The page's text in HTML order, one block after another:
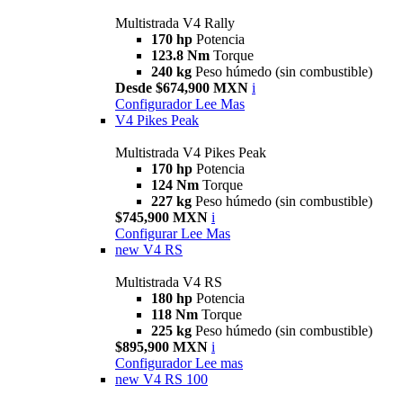
Multistrada V4 Rally
170 hp Potencia
123.8 Nm Torque
240 kg Peso húmedo (sin combustible)
Desde $674,900 MXN i
Configurador Lee Mas
V4 Pikes Peak
Multistrada V4 Pikes Peak
170 hp Potencia
124 Nm Torque
227 kg Peso húmedo (sin combustible)
$745,900 MXN i
Configurar Lee Mas
new V4 RS
Multistrada V4 RS
180 hp Potencia
118 Nm Torque
225 kg Peso húmedo (sin combustible)
$895,900 MXN i
Configurador Lee mas
new V4 RS 100